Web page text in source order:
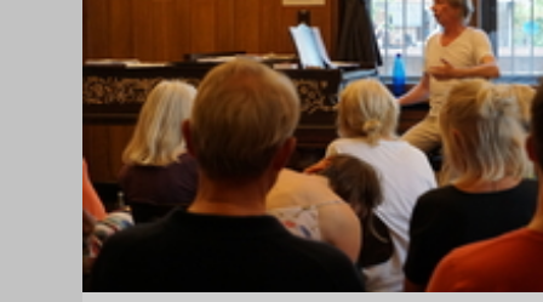
Der Chor auf Instagram
Impressum
Datenschutzerklärung